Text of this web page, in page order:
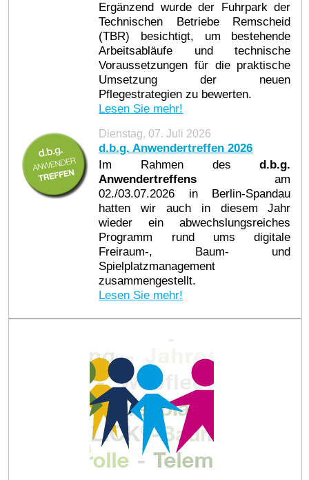
Ergänzend wurde der Fuhrpark der
Technischen Betriebe Remscheid
(TBR) besichtigt, um bestehende
Arbeitsabläufe und technische
Voraussetzungen für die praktische
Umsetzung der neuen
Pflegestrategien zu bewerten.
Lesen Sie mehr!
Dienstag, 07. Juli 2026
d.b.g. Anwendertreffen 2026
Im Rahmen desd.b.g.
Anwendertreffens am
02./03.07.2026 in Berlin-Spandau
hatten wir auch in diesem Jahr
wieder ein abwechslungsreiches
Programm rund ums digitale
Freiraum-, Baum- und
Spielplatzmanagement
zusammengestellt.
Lesen Sie mehr!